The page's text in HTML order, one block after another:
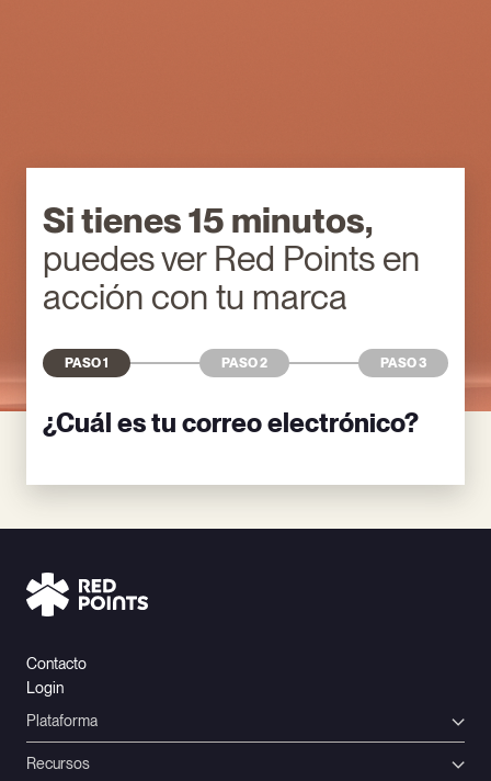
Si tienes 15 minutos,
puedes ver Red Points en
acción con tu marca
PASO 1 PASO 2 PASO 3
¿Cuál es tu correo electrónico?
Contacto
Login
Plataforma
Recursos